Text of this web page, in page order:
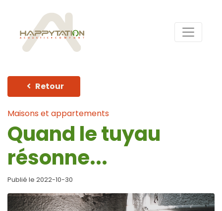
Retour
Maisons et appartements
Quand le tuyau
résonne...
Publié le 2022-10-30